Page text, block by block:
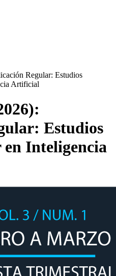
Regular: Estudios
Artificial
Estudios
Inteligencia